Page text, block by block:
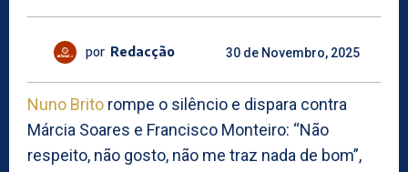
por Redacção 30 de Novembro, 2025
Nuno Brito rompe o silêncio e dispara contra
Márcia Soares e Francisco Monteiro: “Não
respeito, não gosto, não me traz nada de bom”,